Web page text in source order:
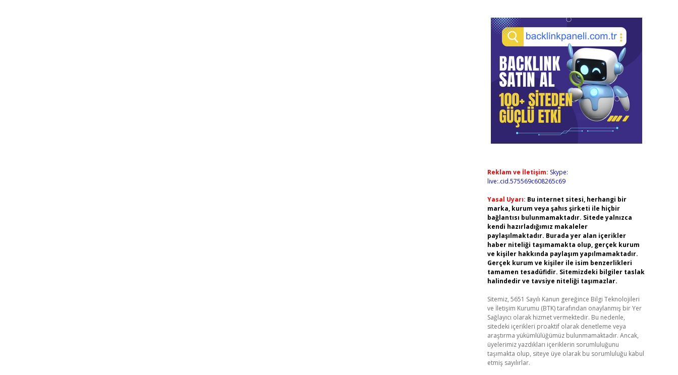
Reklam ve İletişim: Skype:
live:.cid.575569c608265c69
Yasal Uyarı: Bu internet sitesi, herhangi bir
marka, kurum veya şahıs şirketi ile hiçbir
bağlantısı bulunmamaktadır. Sitede yalnızca
kendi hazırladığımız makaleler
paylaşılmaktadır. Burada yer alan içerikler
haber niteliği taşımamakta olup, gerçek kurum
ve kişiler hakkında paylaşım yapılmamaktadır.
Gerçek kurum ve kişiler ile isim benzerlikleri
tamamen tesadüfidir. Sitemizdeki bilgiler taslak
halindedir ve tavsiye niteliği taşımazlar.
Sitemiz, 5651 Sayılı Kanun gereğince Bilgi Teknolojileri
ve İletişim Kurumu (BTK) tarafından onaylanmış bir Yer
Sağlayıcı olarak hizmet vermektedir. Bu nedenle,
sitedeki içerikleri proaktif olarak denetleme veya
araştırma yükümlülüğümüz bulunmamaktadır. Ancak,
üyelerimiz yazdıkları içeriklerin sorumluluğunu
taşımakta olup, siteye üye olarak bu sorumluluğu kabul
etmiş sayılırlar.